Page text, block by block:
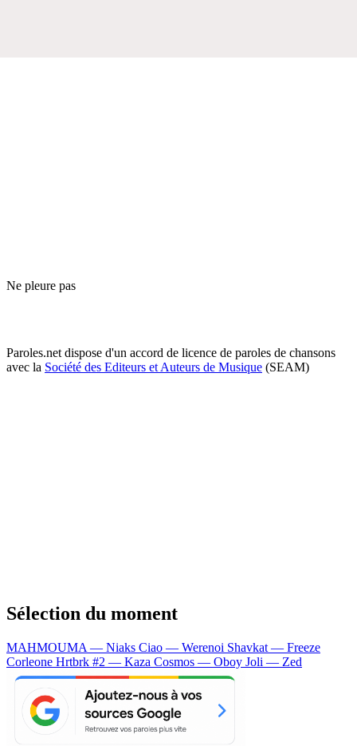
Ne pleure pas
Paroles.net dispose d'un accord de licence de paroles de chansons
avec la Société des Editeurs et Auteurs de Musique (SEAM)
Sélection du moment
MAHMOUMA — Niaks Ciao — Werenoi Shavkat — Freeze
Corleone Hrtbrk #2 — Kaza Cosmos — Oboy Joli — Zed